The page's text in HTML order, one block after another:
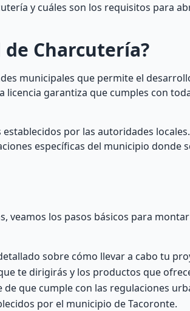
y cuáles son los requisitos para
Charcutería?
municipales que permite el
licencia garantiza que cumples con
por las autoridades
específicas del municipio donde
veamos los pasos básicos para
sobre cómo llevar a cabo tu
te dirigirás y los productos que
que cumple con las regulaciones
por el municipio de Tacoronte.